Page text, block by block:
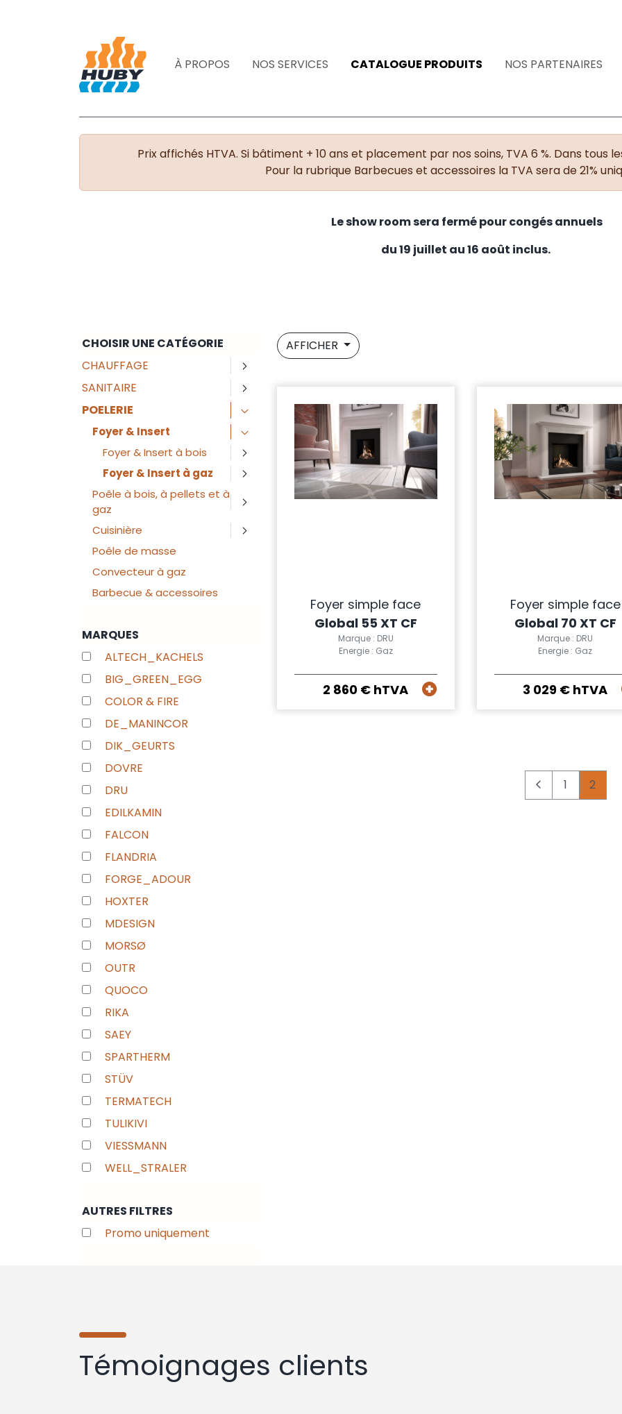
À PROPOS NOS SERVICES CATALOGUE PRODUITS NOS PARTENAIRES
Prix affichés HTVA. Si bâtiment + 10 ans et placement par nos soins, TVA 6 %. Dans tous
Pour la rubrique Barbecues et accessoires la TVA sera de 21%
Le show room sera fermé pour congés annuels
du 19 juillet au 16 août inclus.
CHOISIR UNE CATÉGORIE
CHAUFFAGE
SANITAIRE
POELERIE
Foyer & Insert
Foyer & Insert à bois
Foyer & Insert à gaz
Poêle à bois, à pellets et à
gaz
Cuisinière
Poêle de masse
Convecteur à gaz
Barbecue & accessoires
MARQUES
ALTECH_KACHELS
BIG_GREEN_EGG
COLOR & FIRE
DE_MANINCOR
DIK_GEURTS
DOVRE
DRU
EDILKAMIN
FALCON
FLANDRIA
FORGE_ADOUR
HOXTER
MDESIGN
MORSØ
OUTR
QUOCO
RIKA
SAEY
SPARTHERM
STÜV
TERMATECH
TULIKIVI
VIESSMANN
WELL_STRALER
AUTRES FILTRES
Promo uniquement
AFFICHER
Foyer simple face
Global 55 XT CF
Marque : DRU
Energie : Gaz
2 860 € hTVA
Foyer simple face
Global 70 XT CF
Marque : DRU
Energie : Gaz
3 029 € hTVA
1 2
Témoignages clients